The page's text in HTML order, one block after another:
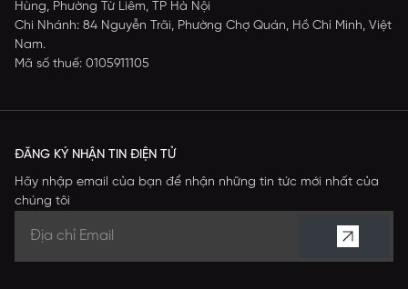
Hùng, Phường Từ Liêm, TP Hà Nội
Chi Nhánh: 84 Nguyễn Trãi, Phường Chợ Quán, Hồ Chí Minh, Việt
Nam.
Mã số thuế: 0105911105
ĐĂNG KÝ NHẬN TIN ĐIỆN TỬ
Hãy nhập email của bạn để nhận những tin tức mới nhất của
chúng tôi